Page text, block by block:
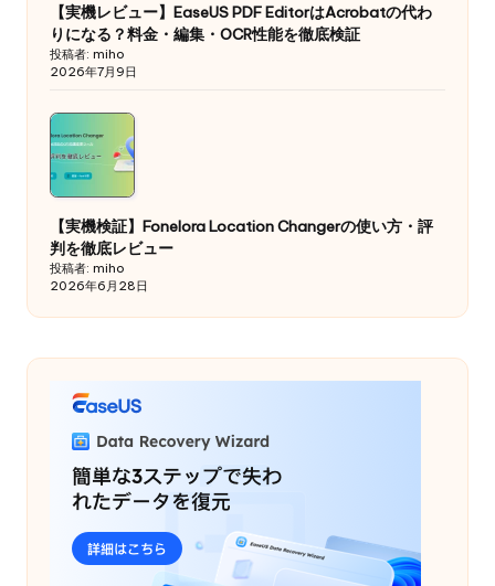
【実機レビュー】EaseUS PDF EditorはAcrobatの代わ
りになる？料金・編集・OCR性能を徹底検証
投稿者: miho
2026年7月9日
【実機検証】Fonelora Location Changerの使い方・評
判を徹底レビュー
投稿者: miho
2026年6月28日